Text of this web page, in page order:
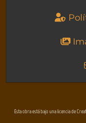
Esta obra está bajo una licencia de